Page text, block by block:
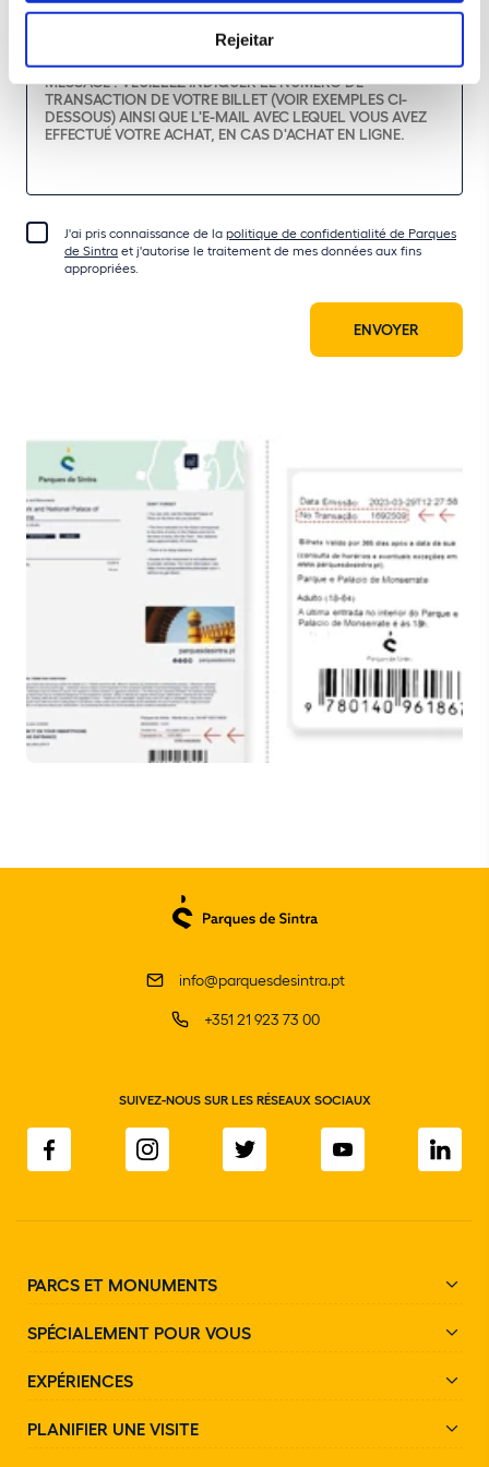
Rejeitar
J'ai pris connaissance de la politique de confidentialité de Parques
de Sintra et j'autorise le traitement de mes données aux fins
appropriées.
ENVOYER
info@parquesdesintra.pt
+351 21 923 73 00
SUIVEZ-NOUS SUR LES RÉSEAUX SOCIAUX
PARCS ET MONUMENTS
SPÉCIALEMENT POUR VOUS
EXPÉRIENCES
PLANIFIER UNE VISITE